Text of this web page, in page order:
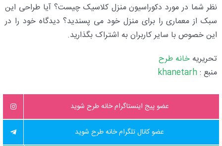
نظر شما در مورد دکوراسیون منزل کلاسیک چیست؟ آیا طراحی این
سبک از معماری را برای منزل خود می پسندید؟ دیدگاه خود را در
این خصوص با سایر کاربران به اشتراک بگذارید.
تحریریه خانه طرح
منبع :
عضو پیج اینستاگرام خانه طرح شوید
عضو کانال تلگرام خانه طرح شوید